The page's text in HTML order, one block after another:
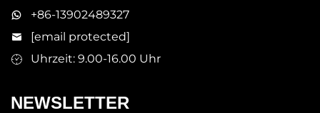
+86-13902489327
[email protected]
Uhrzeit: 9.00-16.00 Uhr
NEWSLETTER